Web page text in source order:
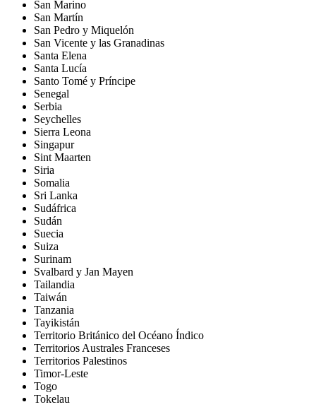
San Marino
San Martín
San Pedro y Miquelón
San Vicente y las Granadinas
Santa Elena
Santa Lucía
Santo Tomé y Príncipe
Senegal
Serbia
Seychelles
Sierra Leona
Singapur
Sint Maarten
Siria
Somalia
Sri Lanka
Sudáfrica
Sudán
Suecia
Suiza
Surinam
Svalbard y Jan Mayen
Tailandia
Taiwán
Tanzania
Tayikistán
Territorio Británico del Océano Índico
Territorios Australes Franceses
Territorios Palestinos
Timor-Leste
Togo
Tokelau